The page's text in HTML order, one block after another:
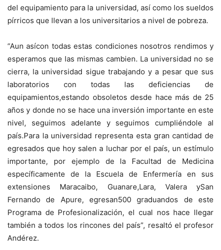
del equipamiento para la universidad, así como los sueldos
pírricos que llevan a los universitarios a nivel de pobreza.
“Aun asícon todas estas condiciones nosotros rendimos y
esperamos que las mismas cambien. La universidad no se
cierra, la universidad sigue trabajando y a pesar que sus
laboratorios con todas las deficiencias de
equipamientos,estando obsoletos desde hace más de 25
años y donde no se hace una inversión importante en este
nivel, seguimos adelante y seguimos cumpliéndole al
país.Para la universidad representa esta gran cantidad de
egresados que hoy salen a luchar por el país, un estímulo
importante, por ejemplo de la Facultad de Medicina
específicamente de la Escuela de Enfermería en sus
extensiones Maracaibo, Guanare,Lara, Valera ySan
Fernando de Apure, egresan500 graduandos de este
Programa de Profesionalización, el cual nos hace llegar
también a todos los rincones del país”, resaltó el profesor
Andérez.